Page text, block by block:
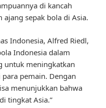
di kancah
sepak bola di Asia.
Indonesia, Alfred Riedl,
Indonesia dalam
untuk meningkatkan
pemain. Dengan
menunjukkan bahwa
tingkat Asia.”